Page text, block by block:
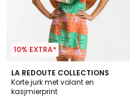
10% EXTRA*
LA REDOUTE COLLECTIONS
Korte jurk met volant en
kasjmierprint
1
/
5